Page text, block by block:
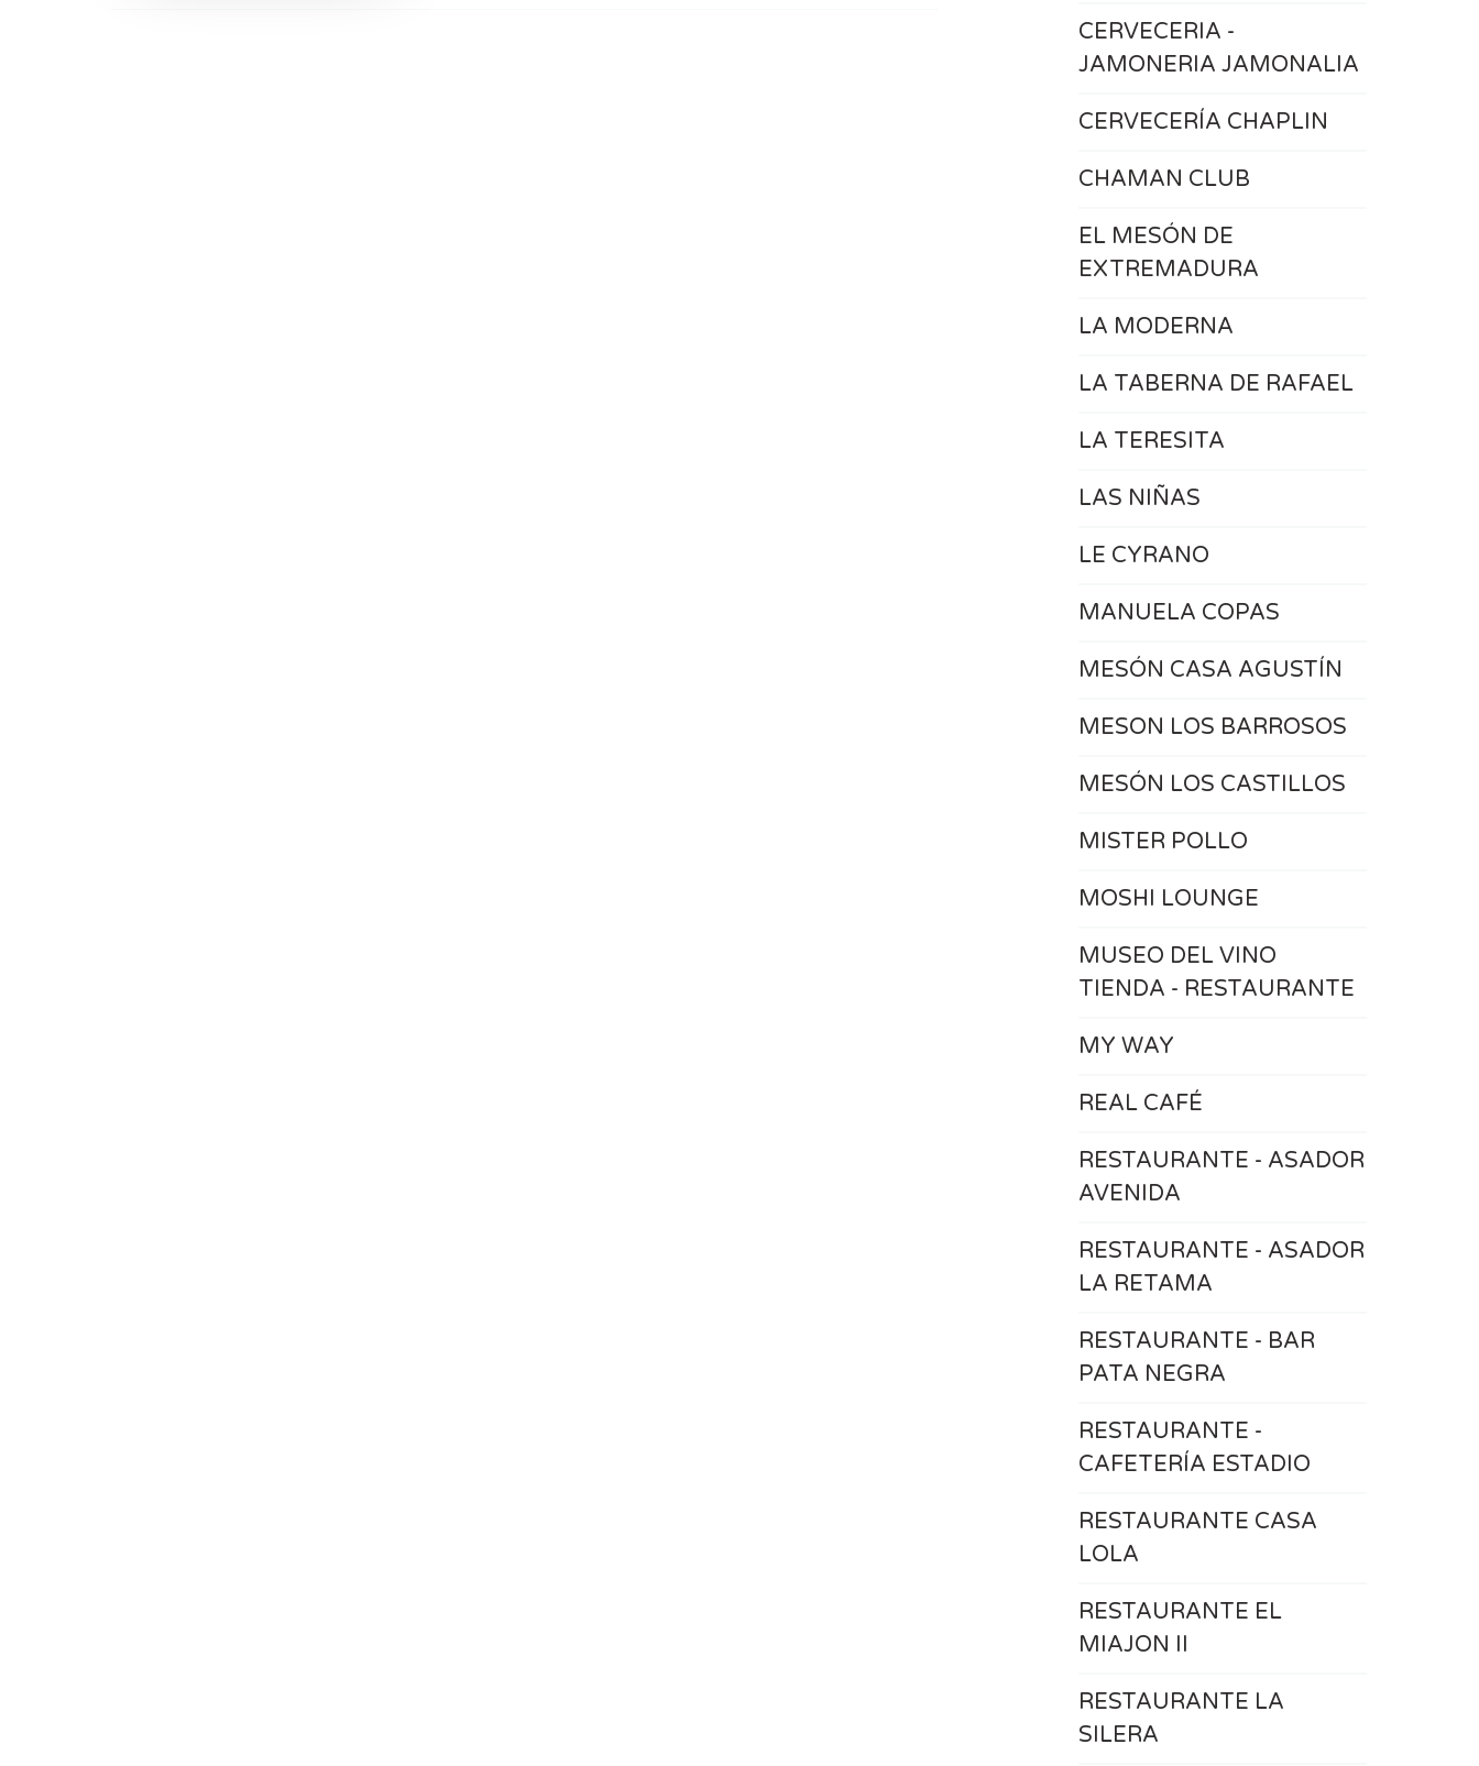
CERVECERIA -
JAMONERIA JAMONALIA
CERVECERÍA CHAPLIN
CHAMAN CLUB
EL MESÓN DE
EXTREMADURA
LA MODERNA
LA TABERNA DE RAFAEL
LA TERESITA
LAS NIÑAS
LE CYRANO
MANUELA COPAS
MESÓN CASA AGUSTÍN
MESON LOS BARROSOS
MESÓN LOS CASTILLOS
MISTER POLLO
MOSHI LOUNGE
MUSEO DEL VINO
TIENDA - RESTAURANTE
MY WAY
REAL CAFÉ
RESTAURANTE - ASADOR
AVENIDA
RESTAURANTE - ASADOR
LA RETAMA
RESTAURANTE - BAR
PATA NEGRA
RESTAURANTE -
CAFETERÍA ESTADIO
RESTAURANTE CASA
LOLA
RESTAURANTE EL
MIAJON II
RESTAURANTE LA
SILERA